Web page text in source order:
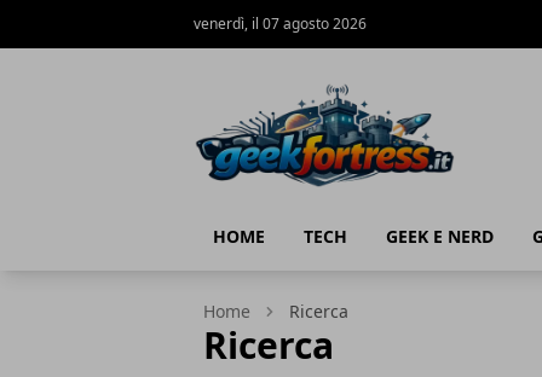
venerdì, il 07 agosto 2026
HOME TECH GEEK E NERD
Home Ricerca
Ricerca